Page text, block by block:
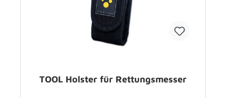
TOOL Holster für Rettungsmesser